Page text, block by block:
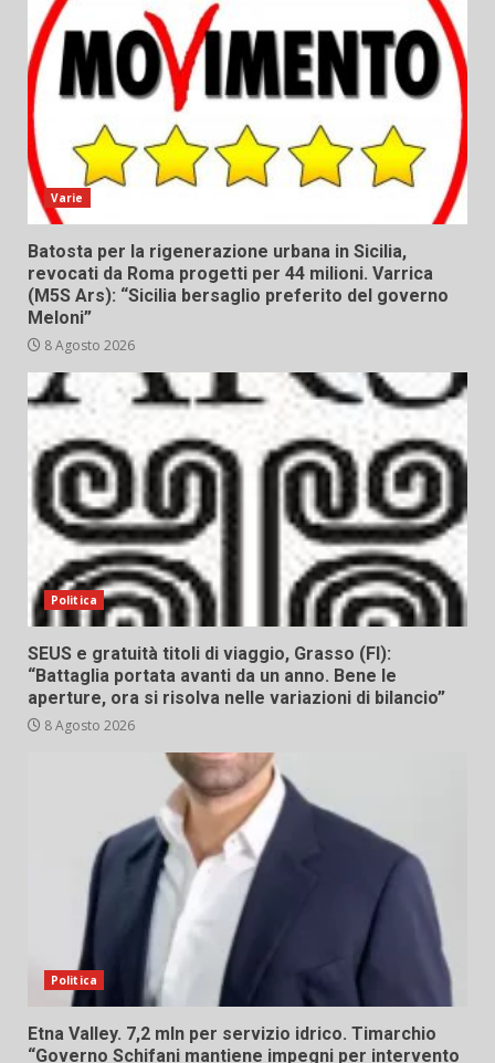
Varie
Batosta per la rigenerazione urbana in Sicilia,
revocati da Roma progetti per 44 milioni. Varrica
(M5S Ars): “Sicilia bersaglio preferito del governo
Meloni”
8 Agosto 2026
Politica
SEUS e gratuità titoli di viaggio, Grasso (FI):
“Battaglia portata avanti da un anno. Bene le
aperture, ora si risolva nelle variazioni di bilancio”
8 Agosto 2026
Politica
Etna Valley. 7,2 mln per servizio idrico. Timarchio
“Governo Schifani mantiene impegni per intervento